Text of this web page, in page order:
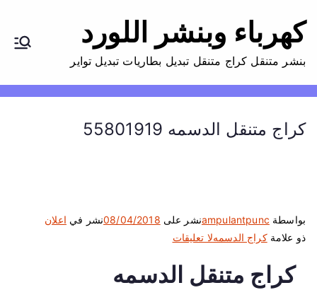
إ
كهرباء وبنشر اللورد
بنشر متنقل كراج متنقل تبديل بطاريات تبديل تواير
كراج متنقل الدسمه 55801919
بواسطة ampulantpuncنشر على 08/04/2018نشر في اعلان
ذو علامةكراج الدسمهلا تعليقات
ى
كراج متنقل الدسمه